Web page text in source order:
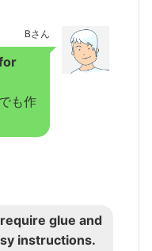
Bさん
も作
glue and
instructions.